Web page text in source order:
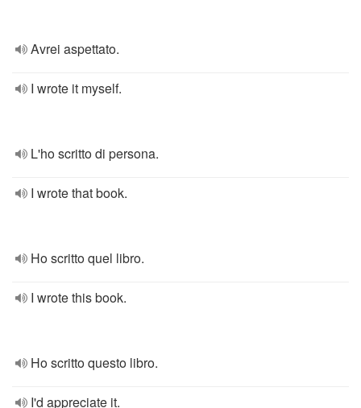
Avrei aspettato.
I wrote it myself.
L'ho scritto di persona.
I wrote that book.
Ho scritto quel libro.
I wrote this book.
Ho scritto questo libro.
I'd appreciate it.